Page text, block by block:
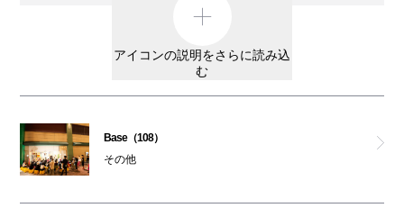
外貨両替機 男女トイレ
親子トイレ
オムツ交換台
アイコンの説明をさらに読み込
む
Base（108）
その他